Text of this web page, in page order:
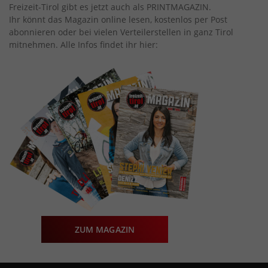
Freizeit-Tirol gibt es jetzt auch als PRINTMAGAZIN.
Ihr könnt das Magazin online lesen, kostenlos per Post
abonnieren oder bei vielen Verteilerstellen in ganz Tirol
mitnehmen. Alle Infos findet ihr hier:
ZUM MAGAZIN